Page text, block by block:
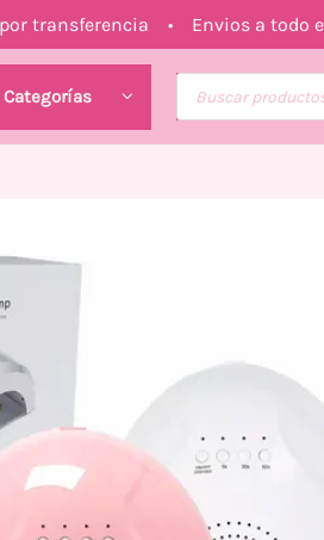
transferencia • Envios a todo
Categorías
Búsqueda